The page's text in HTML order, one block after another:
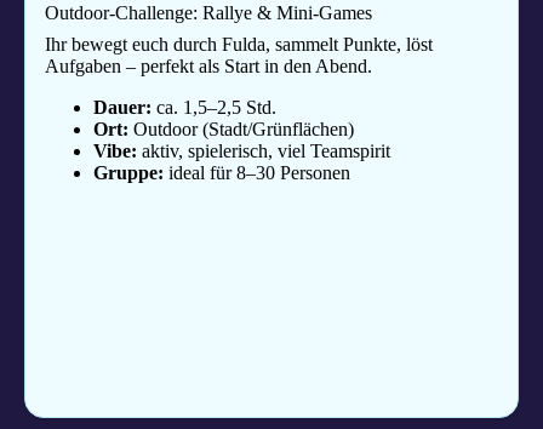
Outdoor-Challenge: Rallye & Mini-Games
Ihr bewegt euch durch Fulda, sammelt Punkte, löst
Aufgaben – perfekt als Start in den Abend.
Dauer: ca. 1,5–2,5 Std.
Ort: Outdoor (Stadt/Grünflächen)
Vibe: aktiv, spielerisch, viel Teamspirit
Gruppe: ideal für 8–30 Personen